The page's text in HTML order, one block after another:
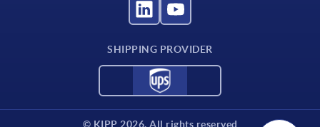
SHIPPING PROVIDER
© KIPP 2026. All rights reserved